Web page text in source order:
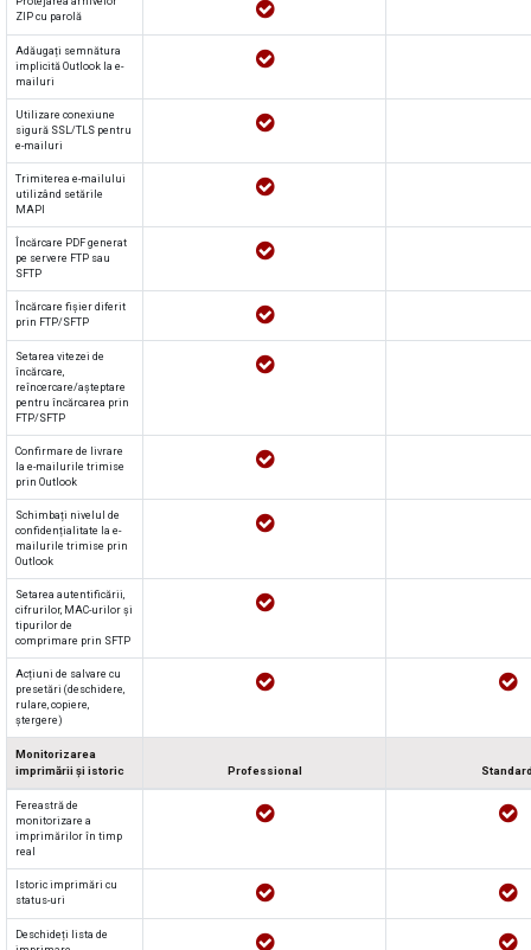
ZIP cu parolă
Adăugați semnătura
implicită Outlook la e-
mailuri
Utilizare conexiune
sigură SSL/TLS pentru
e-mailuri
Trimiterea e-mailului
utilizând setările
MAPI
Încărcare PDF generat
pe servere FTP sau
SFTP
Încărcare fișier diferit
prin FTP/SFTP
Setarea vitezei de
încărcare,
reîncercare/așteptare
pentru încărcarea prin
FTP/SFTP
Confirmare de livrare
la e-mailurile trimise
prin Outlook
Schimbați nivelul de
confidențialitate la e-
mailurile trimise prin
Outlook
Setarea autentificării,
cifrurilor, MAC-urilor și
tipurilor de
comprimare prin SFTP
Acțiuni de salvare cu
presetări (deschidere,
rulare, copiere,
ștergere)
Monitorizarea
imprimării și istoric
Professional
Fereastră de
monitorizare a
imprimărilor în timp
real
Istoric imprimări cu
status-uri
Deschideți lista de